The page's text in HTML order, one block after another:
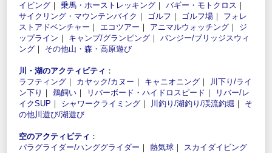
イビング ｜ 乗馬・ホーストレッキング ｜ バギー・モトクロス ｜
サイクリング・マウンテンバイク ｜ ゴルフ ｜ ゴルフ場 ｜ フォレ
ストアドベンチャー ｜ エコツアー ｜ アニマルウォッチング ｜ ジ
ップライン ｜ キャンプ/グランピング ｜ バンジー/ブリッジスウィ
ング ｜ その他山・森・高原遊び
川・湖のアクティビティ ：
ラフティング ｜ カヤック/カヌー ｜ キャニオニング ｜
川下り/ライ
ン下り ｜ 鵜飼い ｜ リバーボード・ハイドロスピード ｜
リバー/レ
イクSUP ｜ シャワークライミング ｜ 川釣り/湖釣り/渓流釣堀 ｜ そ
の他川遊び/湖遊び
空のアクティビティ ：
パラグライダー/ハンググライダー ｜ 熱気球 ｜ スカイダイビング